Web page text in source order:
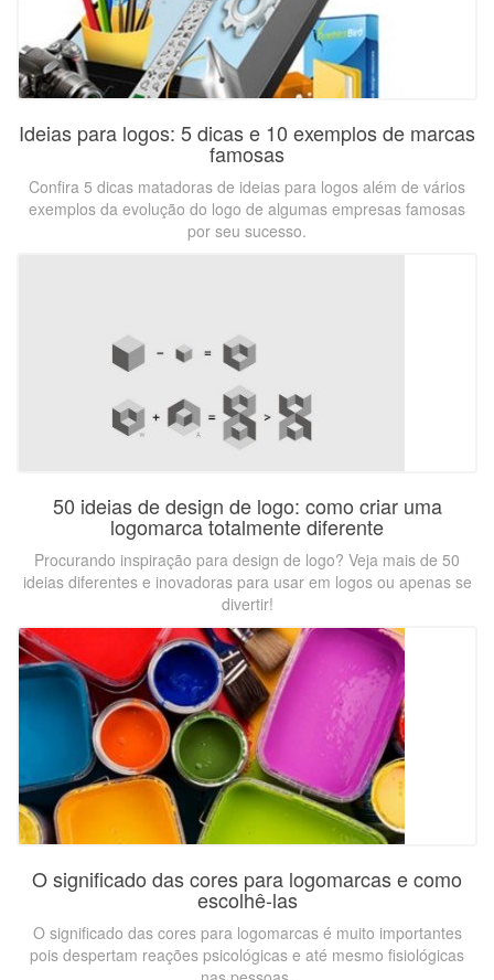
Ideias para logos: 5 dicas e 10 exemplos de marcas
famosas
Confira 5 dicas matadoras de ideias para logos além de vários
exemplos da evolução do logo de algumas empresas famosas
por seu sucesso.
50 ideias de design de logo: como criar uma
logomarca totalmente diferente
Procurando inspiração para design de logo? Veja mais de 50
ideias diferentes e inovadoras para usar em logos ou apenas se
divertir!
O significado das cores para logomarcas e como
escolhê-las
O significado das cores para logomarcas é muito importantes
pois despertam reações psicológicas e até mesmo fisiológicas